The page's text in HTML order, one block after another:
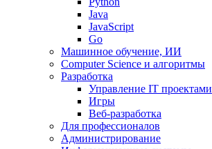
Java
JavaScript
Go
Машинное обучение, ИИ
Computer Science и алгоритмы
Разработка
Управление IT проектами
Игры
Веб-разработка
Для профессионалов
Администрирование